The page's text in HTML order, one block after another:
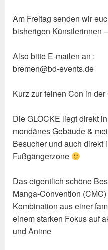
Am Freitag senden wir
bisherigen Künstlerinnen
Also bitte E-mailen an :
bremen@bd-events.de
Kurz zur feinen Con in der
Die GLOCKE liegt direkt
mondänes Gebäude &
Besucher und auch direkt
Fußgängerzone
Das eigentlich schöne
Manga-Convention
Kombination aus einer
einem starken Fokus auf
und Anime